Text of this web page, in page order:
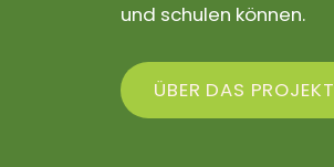
und schulen können.
ÜBER DAS PROJEKT